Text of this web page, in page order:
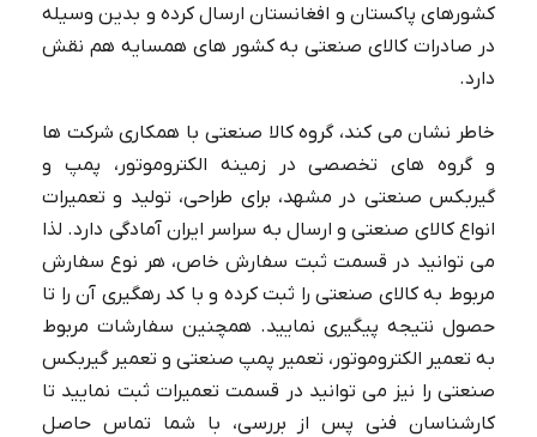
کشورهای پاکستان و افغانستان ارسال کرده و بدین وسیله
در صادرات کالای صنعتی به کشور های همسایه هم نقش
دارد.
خاطر نشان می کند، گروه کالا صنعتی با همکاری شرکت ها
و گروه های تخصصی در زمینه الکتروموتور، پمپ و
گیربکس صنعتی در مشهد، برای طراحی، تولید و تعمیرات
انواع کالای صنعتی و ارسال به سراسر ایران آمادگی دارد. لذا
می توانید در قسمت ثبت سفارش خاص، هر نوع سفارش
مربوط به کالای صنعتی را ثبت کرده و با کد رهگیری آن را تا
حصول نتیجه پیگیری نمایید. همچنین سفارشات مربوط
به تعمیر الکتروموتور، تعمیر پمپ صنعتی و تعمیر گیربکس
صنعتی را نیز می توانید در قسمت تعمیرات ثبت نمایید تا
کارشناسان فنی پس از بررسی، با شما تماس حاصل